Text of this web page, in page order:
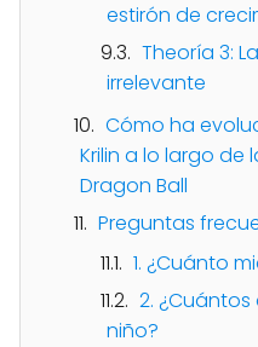
estirón de
Theoría 3:
irrelevante
Cómo ha
Krilin a lo largo de
Dragon Ball
Preguntas
1. ¿Cuánto
2. ¿Cuántos
niño?